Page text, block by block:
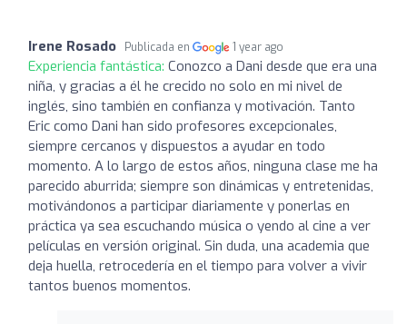
Irene Rosado Publicada en 1 year ago
Experiencia fantástica: Conozco a Dani desde que era una
niña, y gracias a él he crecido no solo en mi nivel de
inglés, sino también en confianza y motivación. Tanto
Eric como Dani han sido profesores excepcionales,
siempre cercanos y dispuestos a ayudar en todo
momento. A lo largo de estos años, ninguna clase me ha
parecido aburrida; siempre son dinámicas y entretenidas,
motivándonos a participar diariamente y ponerlas en
práctica ya sea escuchando música o yendo al cine a ver
películas en versión original. Sin duda, una academia que
deja huella, retrocedería en el tiempo para volver a vivir
tantos buenos momentos.